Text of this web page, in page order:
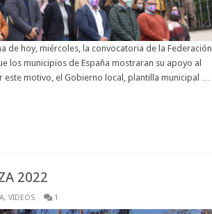
de hoy, miércoles, la convocatoria de la Federación
los municipios de España mostraran su apoyo al
este motivo, el Gobierno local, plantilla municipal …
2022
, VIDEOS 1